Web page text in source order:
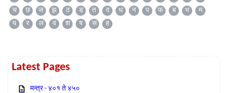
च
छ ज झ ठ ड त द ध न प फ ब भ
म
य
र ल व श ष स ह
Latest Pages
मन्त्र - ४०१ ते ४५०